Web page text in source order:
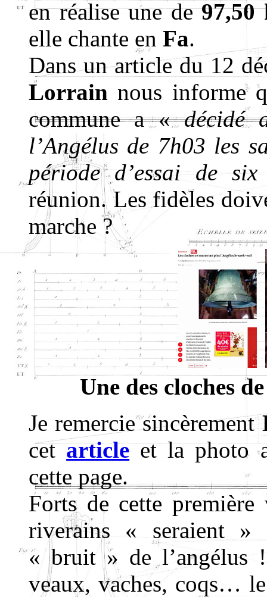
en réalise une de97,50
elle chante en Fa.
Dans un article du 12
Lorrain nous informe
commune a «décidé
l’Angélus de 7h03 les
période d’essai de six
réunion. Les fidèles
marche ?
Une des cloches
Je remercie sincèrement
cetarticleet la photo
cette page.
Forts de cette
riverains « seraient
« bruit » de l’angélus
veaux, vaches, coqs…